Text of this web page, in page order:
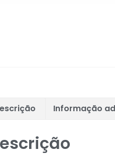
Informação